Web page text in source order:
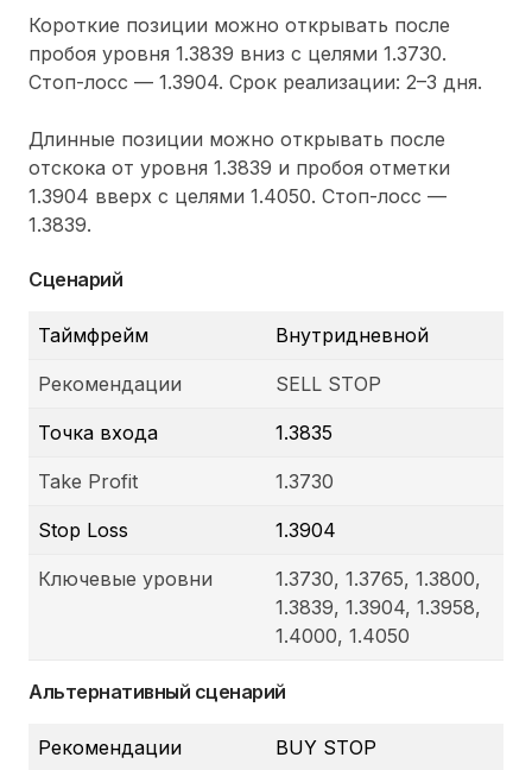
Короткие позиции можно открывать после
пробоя уровня 1.3839 вниз с целями 1.3730.
Стоп-лосс — 1.3904. Срок реализации: 2–3 дня.
Длинные позиции можно открывать после
отскока от уровня 1.3839 и пробоя отметки
1.3904 вверх с целями 1.4050. Стоп-лосс —
1.3839.
Сценарий
Таймфрейм Внутридневной
Рекомендации SELL STOP
Точка входа 1.3835
Take Profit 1.3730
Stop Loss 1.3904
Ключевые уровни
1.3730, 1.3765, 1.3800,
1.3839, 1.3904, 1.3958,
1.4000, 1.4050
Альтернативный сценарий
Рекомендации BUY STOP